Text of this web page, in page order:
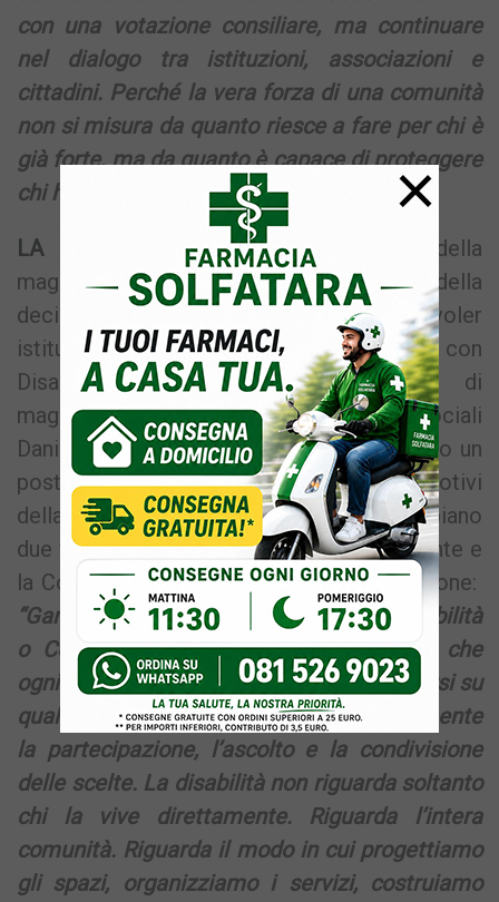
con una votazione consiliare, ma continuare
nel dialogo tra istituzioni, associazioni e
cittadini. Perché la vera forza di una comunità
non si misura da quanto riesce a fare per chi è
già forte, ma da quanto è capace di proteggere
chi ha più bisogno di essere ascoltato”.
LA REPLICA – A prendere le parti della
maggioranza e a spiegare i motivi della
decisione della maggioranza di non voler
istituire il Garante dei Diritti delle Persone con
Disabilità è la consigliera comunale di
maggioranza con delega ai servizi sociali
Daniela Scotto di Carlo, la quale attraverso un
post su Facebook prova a spiegare i motivi
della decisione, mettendo sullo stesso piano
due figure giuridiche diverse come il Garante e
la Consulta che non sono in contrapposizione:
“Garante dei diritti delle persone con disabilità
o Consulta della disabilità? Credo però che
ogni comunità abbia il dovere di interrogarsi su
quale strumento possa favorire maggiormente
la partecipazione, l’ascolto e la condivisione
delle scelte. La disabilità non riguarda soltanto
chi la vive direttamente. Riguarda l’intera
comunità. Riguarda il modo in cui progettiamo
gli spazi, organizziamo i servizi, costruiamo
×